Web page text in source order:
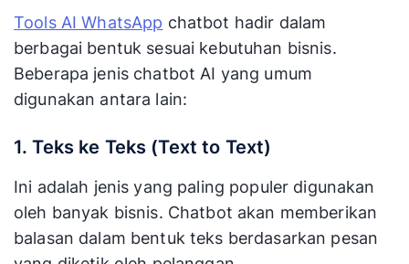
Tools AI WhatsApp chatbot hadir dalam
berbagai bentuk sesuai kebutuhan bisnis.
Beberapa jenis chatbot AI yang umum
digunakan antara lain:
1. Teks ke Teks (Text to Text)
Ini adalah jenis yang paling populer digunakan
oleh banyak bisnis. Chatbot akan memberikan
balasan dalam bentuk teks berdasarkan pesan